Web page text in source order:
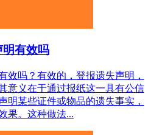
有效吗
效吗？有效的，登报遗失声明，
意义在于通过报纸这一具有公信
明某些证件或物品的遗失事实，
果。这种做法...